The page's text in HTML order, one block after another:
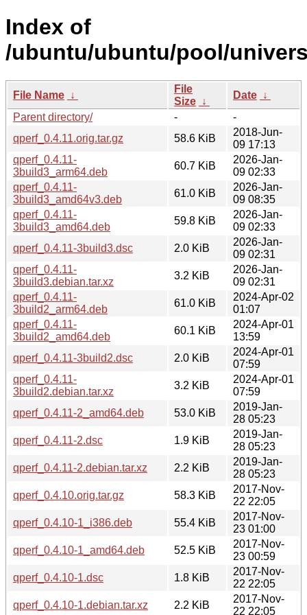
Index of
/ubuntu/ubuntu/pool/
File Name ↓
File
Size ↓
Date ↓
Parent directory/
-
-
qperf_0.4.11.orig.tar.gz
58.6 KiB
2018-Jun-
09 17:13
qperf_0.4.11-
3build3_arm64.deb
60.7 KiB
2026-Jan-
09 02:33
qperf_0.4.11-
3build3_amd64v3.deb
61.0 KiB
2026-Jan-
09 08:35
qperf_0.4.11-
3build3_amd64.deb
59.8 KiB
2026-Jan-
09 02:33
qperf_0.4.11-3build3.dsc
2.0 KiB
2026-Jan-
09 02:31
qperf_0.4.11-
3build3.debian.tar.xz
3.2 KiB
2026-Jan-
09 02:31
qperf_0.4.11-
3build2_arm64.deb
61.0 KiB
2024-Apr-02
01:07
qperf_0.4.11-
3build2_amd64.deb
60.1 KiB
2024-Apr-01
13:59
qperf_0.4.11-3build2.dsc
2.0 KiB
2024-Apr-01
07:59
qperf_0.4.11-
3build2.debian.tar.xz
3.2 KiB
2024-Apr-01
07:59
qperf_0.4.11-2_amd64.deb
53.0 KiB
2019-Jan-
28 05:23
qperf_0.4.11-2.dsc
1.9 KiB
2019-Jan-
28 05:23
qperf_0.4.11-2.debian.tar.xz
2.2 KiB
2019-Jan-
28 05:23
qperf_0.4.10.orig.tar.gz
58.3 KiB
2017-Nov-
22 22:05
qperf_0.4.10-1_i386.deb
55.4 KiB
2017-Nov-
23 01:00
qperf_0.4.10-1_amd64.deb
52.5 KiB
2017-Nov-
23 00:59
qperf_0.4.10-1.dsc
1.8 KiB
2017-Nov-
22 22:05
qperf_0.4.10-1.debian.tar.xz
2.2 KiB
2017-Nov-
22 22:05